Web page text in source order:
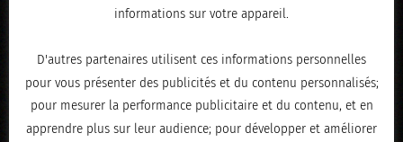
informations sur votre appareil.
D'autres partenaires utilisent ces informations personnelles
pour vous présenter des publicités et du contenu personnalisés;
pour mesurer la performance publicitaire et du contenu, et en
apprendre plus sur leur audience; pour développer et améliorer